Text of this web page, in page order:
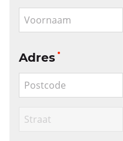
Adres